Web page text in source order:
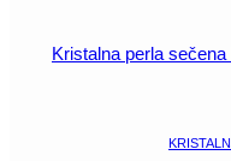
Kristalna perla